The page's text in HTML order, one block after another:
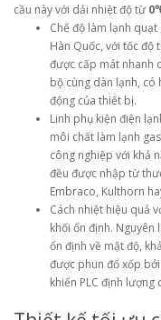
cầu này với dải nhiệt độ từ
Chế độ làm lạnh
Hàn Quốc, với tốc
được cấp mát nhanh
bộ cùng dàn lạnh,
động của thiết bị.
Linh phụ kiện điện
môi chất làm lạnh
công nghiệp với khả
đều được nhập từ
Embraco, Kulthorn
Cách nhiệt hiệu quả
khối ổn định.
ổn định về mật độ,
được phun đổ xốp
khiển PLC định lượng